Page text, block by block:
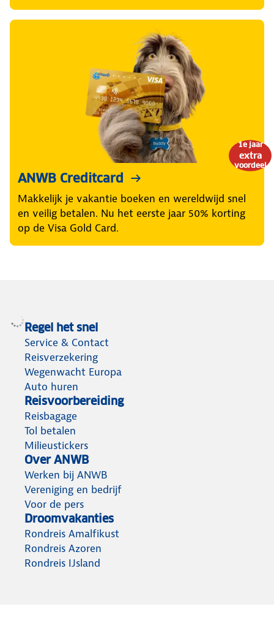
1e jaar
extra
voordeel
ANWB Creditcard
Makkelijk je vakantie boeken en wereldwijd snel
en veilig betalen. Nu het eerste jaar 50% korting
op de Visa Gold Card.
Regel het snel
Service & Contact
Reisverzekering
Wegenwacht Europa
Auto huren
Reisvoorbereiding
Reisbagage
Tol betalen
Milieustickers
Over ANWB
Werken bij ANWB
Vereniging en bedrijf
Voor de pers
Droomvakanties
Rondreis Amalfikust
Rondreis Azoren
Rondreis IJsland